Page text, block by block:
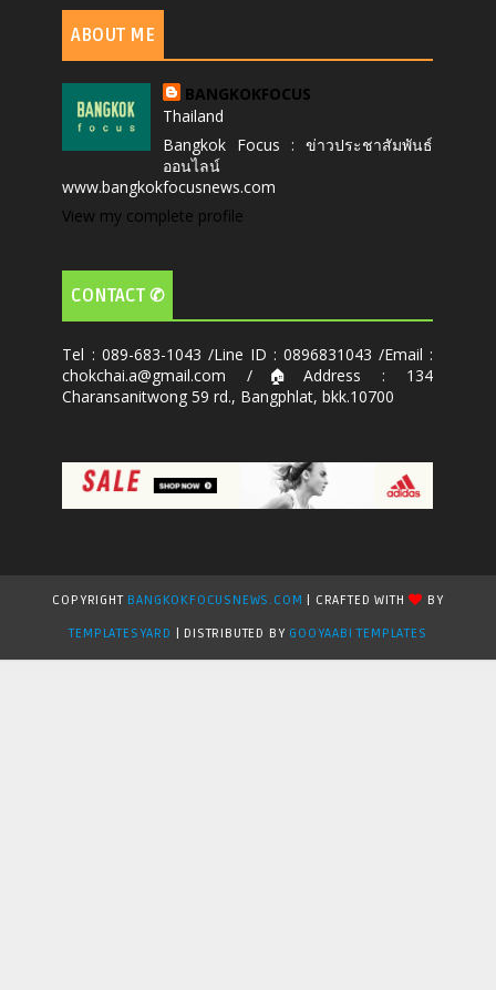
ABOUT ME
BANGKOKFOCUS
Thailand
Bangkok Focus : ข่าวประชาสัมพันธ์
ออนไลน์
www.bangkokfocusnews.com
View my complete profile
CONTACT ✆
Tel : 089-683-1043 /Line ID : 0896831043 /Email :
chokchai.a@gmail.com /🏠Address : 134
Charansanitwong 59 rd., Bangphlat, bkk.10700
COPYRIGHT BANGKOKFOCUSNEWS.COM | CRAFTED WITH
BY
TEMPLATESYARD | DISTRIBUTED BY GOOYAABI TEMPLATES